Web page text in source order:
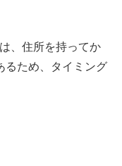
、住所を持ってか
るため、タイミング